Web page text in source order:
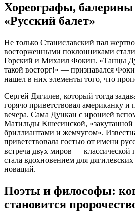
Хореографы, балерины
«Русский балет»
Не только Станиславский пал
восторженными поклонниками
Горский и Михаил Фокин. «Танцы
такой восторг!» — признавался
нашел в них элементы того, что
Сергей Дягилев, который тогда
горячо приветствовал американку и
вечера. Сама Дункан с иронией
Матильды Кшесинской, «закутанной
бриллиантами и жемчугом».
приветствовала гостью от имени
встреча двух миров —
стала вдохновением для
новаций.
Поэты и философы:
становится